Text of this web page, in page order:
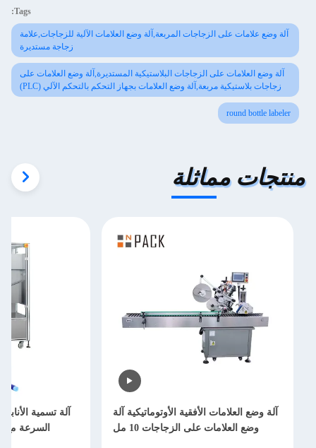
Tags:
آلة وضع علامات على الزجاجات المربعة,آلة وضع العلامات الآلية للزجاجات,علامة
زجاجة مستديرة
آلة وضع العلامات على الزجاجات البلاستيكية المستديرة,آلة وضع العلامات على
زجاجات بلاستيكية مربعة,آلة وضع العلامات بجهاز التحكم بالتحكم الآلي (PLC)
round bottle labeler
منتجات مماثلة
آلة وضع العلامات الأفقية الأوتوماتيكية آلة
وضع العلامات على الزجاجات 10 مل
آلة تسمية